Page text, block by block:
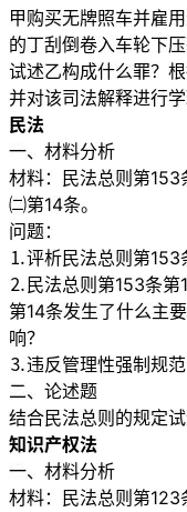
甲购买无牌照车并雇
的丁刮倒卷入车轮下压
试述乙构成什么罪？
并对该司法解释进行学
民法
一、材料分析
材料：民法总则第
㈡第14条。
问题：
⒈评析民法总则第153
⒉民法总则第153条第
第14条发生了什么主
响？
⒊违反管理性强制规范
二、论述题
结合民法总则的规定
知识产权法
一、材料分析
材料：民法总则第123